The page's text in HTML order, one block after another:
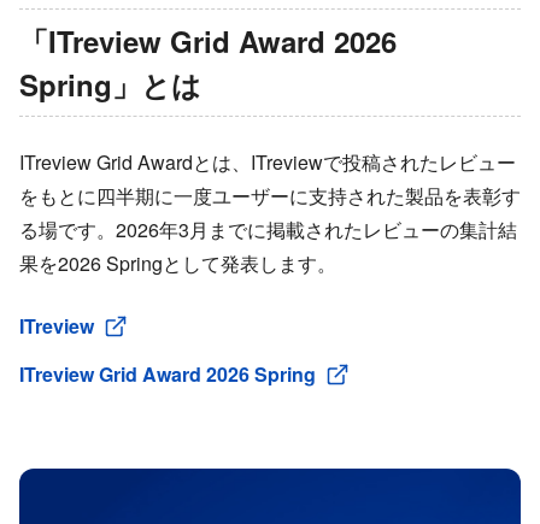
「ITreview Grid Award 2026
Spring」とは
ITreview Grid Awardとは、ITreviewで投稿されたレビュー
をもとに四半期に一度ユーザーに支持された製品を表彰す
る場です。2026年3月までに掲載されたレビューの集計結
果を2026 Springとして発表します。
ITreview
ITreview Grid Award 2026 Spring